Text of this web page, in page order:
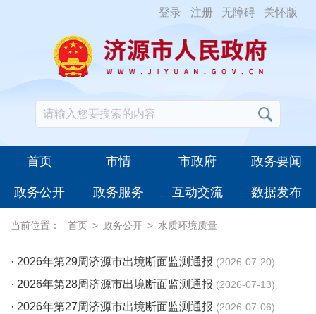
登录 注册 无障碍 关怀版
首页 市情 市政府 政务要闻
政务公开 政务服务 互动交流 数据发布
当前位置： 首页 > 政务公开 > 水质环境质量
· 2026年第29周济源市出境断面监测通报 2026-07-20
· 2026年第28周济源市出境断面监测通报 2026-07-13
· 2026年第27周济源市出境断面监测通报 2026-07-06